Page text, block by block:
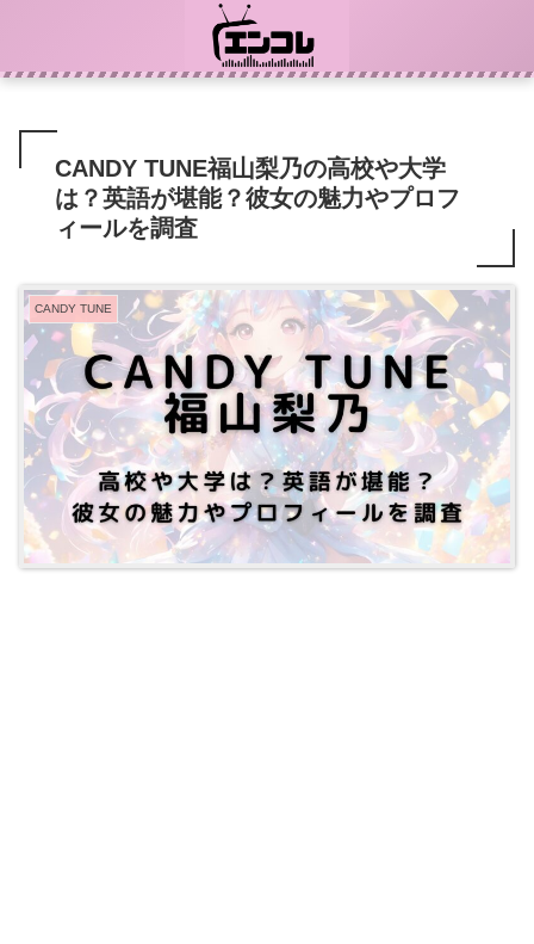
CANDY TUNE福山梨乃の高校や大学
は？英語が堪能？彼女の魅力やプロフ
ィールを調査
CANDY TUNE